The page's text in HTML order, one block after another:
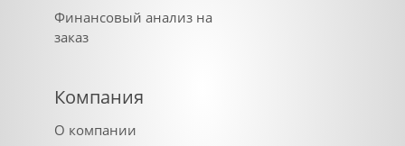
Финансовый анализ на
заказ
Компания
О компании